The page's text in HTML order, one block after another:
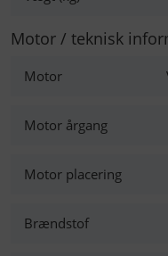
Motor / teknisk
Motor
Motor årgang
Motor placering
Brændstof